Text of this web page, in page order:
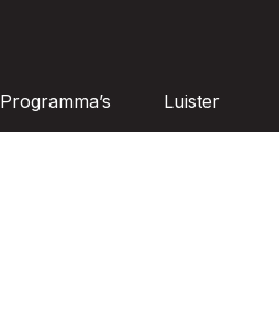
Programma’s Luister